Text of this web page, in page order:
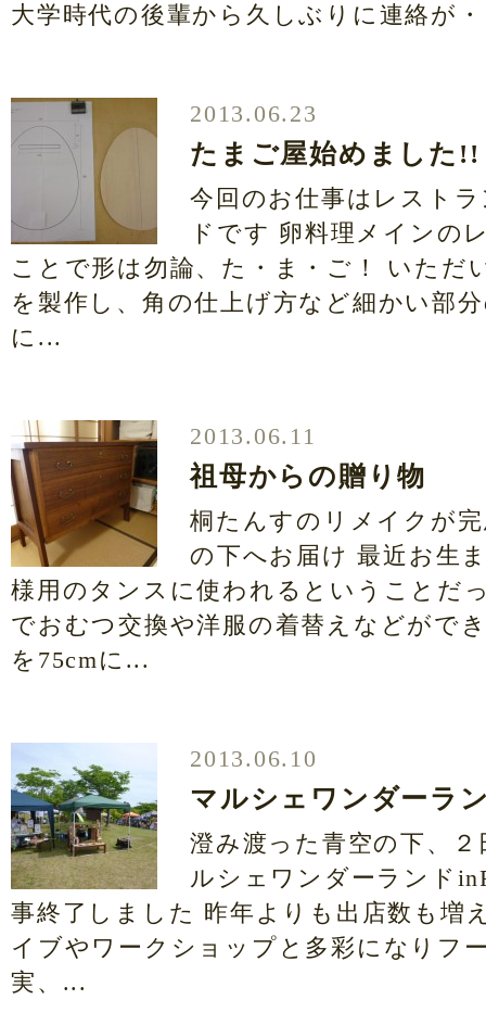
大学時代の後輩から久しぶりに連絡が
2013.06.23
たまご屋始めました!!
今回のお仕事はレスト
ドです 卵料理メインの
ことで形は勿論、た・ま・ご！ いただ
を製作し、角の仕上げ方など細かい部
に...
2013.06.11
祖母からの贈り物
桐たんすのリメイクが
の下へお届け 最近お生
様用のタンスに使われるということだ
でおむつ交換や洋服の着替えなどがで
を75cmに...
2013.06.10
マルシェワンダーラ
澄み渡った青空の下、
ルシェワンダーランド
事終了しました 昨年よりも出店数も増
イブやワークショップと多彩になりフ
実、...